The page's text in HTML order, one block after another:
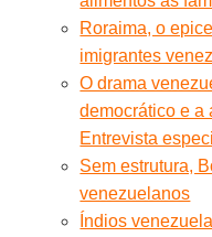
Roraima, o
imigrantes
O drama
democrático e a
Entrevista
Sem estrutura,
venezuelanos
Índios